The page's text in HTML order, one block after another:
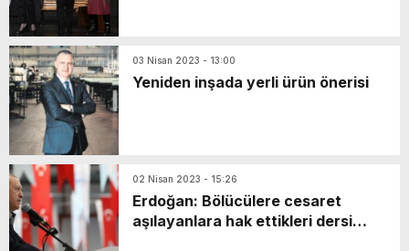
03 Nisan 2023 - 13:00
Yeniden inşada yerli ürün önerisi
02 Nisan 2023 - 15:26
Erdoğan: Bölücülere cesaret
aşılayanlara hak ettikleri dersi